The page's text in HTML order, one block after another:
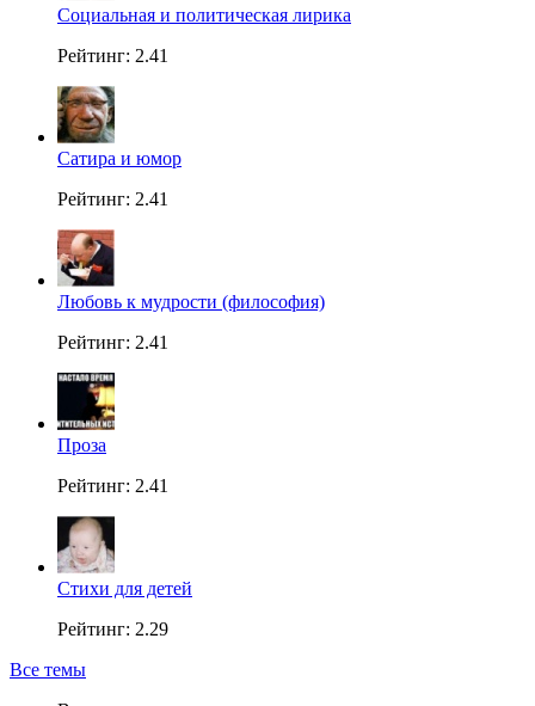
Социальная и политическая лирика
Рейтинг: 2.41
Сатира и юмор
Рейтинг: 2.41
Любовь к мудрости (философия)
Рейтинг: 2.41
Проза
Рейтинг: 2.41
Стихи для детей
Рейтинг: 2.29
Все темы